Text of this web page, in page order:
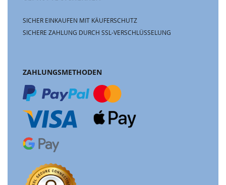
SICHER EINKAUFEN MIT KÄUFERSCHUTZ
SICHERE ZAHLUNG DURCH SSL-VERSCHLÜSSELUNG
ZAHLUNGSMETHODEN